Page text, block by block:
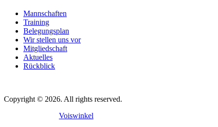
Mannschaften
Training
Belegungsplan
Wir stellen uns vor
Mitgliedschaft
Aktuelles
Rückblick
Copyright © 2026. All rights reserved.
Voiswinkel